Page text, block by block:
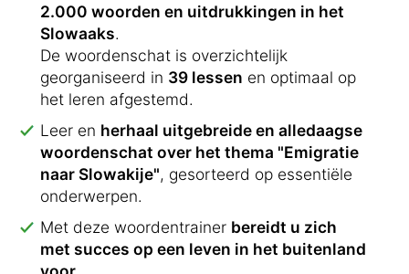
2.000 woorden en uitdrukkingen in het
Slowaaks.
De woordenschat is overzichtelijk
georganiseerd in 39 lessen en optimaal op
het leren afgestemd.
Leer en herhaal uitgebreide en alledaagse
woordenschat over het thema "Emigratie
naar Slowakije", gesorteerd op essentiële
onderwerpen.
Met deze woordentrainer bereidt u zich
met succes op een leven in het buitenland